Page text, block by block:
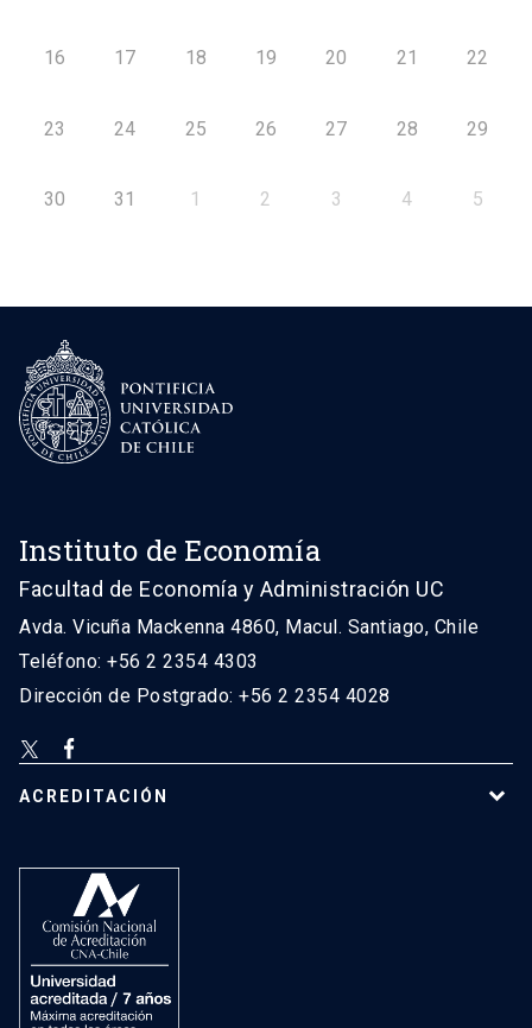
16 17 18 19 20 21 22
23 24 25 26 27 28 29
30 31 1 2 3 4 5
Instituto de Economía
Facultad de Economía y Administración UC
Avda. Vicuña Mackenna 4860, Macul. Santiago, Chile
Teléfono: +56 2 2354 4303
Dirección de Postgrado: +56 2 2354 4028
ACREDITACIÓN